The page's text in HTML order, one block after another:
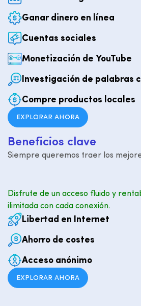
Ganar dinero en línea
Cuentas sociales
Monetización de YouTube
Investigación de palabras
Compre productos locales
EXPLORAR AHORA
Beneficios clave
Siempre queremos traer los
Disfrute de un acceso fluido y
ilimitada con cada conexión.
Libertad en Internet
Ahorro de costes
Acceso anónimo
EXPLORAR AHORA